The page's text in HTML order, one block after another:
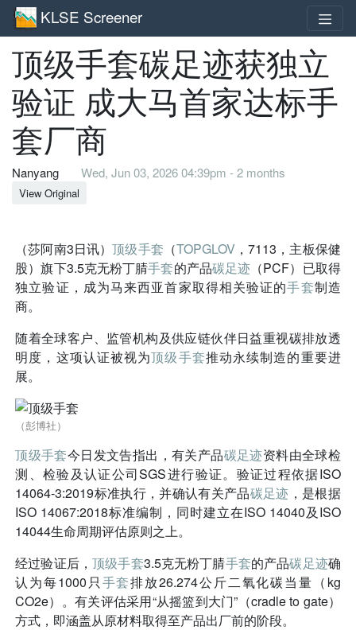
KLSE Screener
顶级手套碳足迹获独立
验证 成大马首家达标手
套厂商
Nanyang Wed, Jun 03, 2026 04:39pm - 2 months
View Original
（莎阿南3日讯）顶级手套 （TOPGLOV ，7113，主板保健
股）旗下3.5克无粉丁腈手套的产品碳足迹 （PCF）已取得
独立验证，成为马来西亚首家取得相关验证的手套制造
商。
随着全球客户、监管机构及供应链伙伴日益重视碳排放透
明度，这项认证被视为顶级手套推动永续制造的重要进
展。
（彭博社）
顶级手套今日发文告指出，有关产品碳足迹资料由全球检
测、检验及认证公司SGS进行验证。验证过程依据ISO
14064-3:2019标准执行，并确认有关产品碳足迹 ，是根据
ISO 14067:2018标准编制，同时建立在ISO 14040及ISO
14044生命周期评估原则之上。
经过验证后，顶级手套3.5克无粉丁腈手套的产品碳足迹确
认为每1000只手套排放26.274公斤二氧化碳当量（kg
CO2e）。有关评估采用“从摇篮到大门”（cradle to gate）
方式，即涵盖从原材料取得至产品出厂前的阶段。